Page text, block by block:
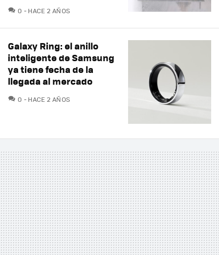
0 COMENTARIOS
HACE 2 AÑOS
Galaxy Ring: el anillo
inteligente de Samsung
ya tiene fecha de la
llegada al mercado
0 COMENTARIOS
HACE 2 AÑOS